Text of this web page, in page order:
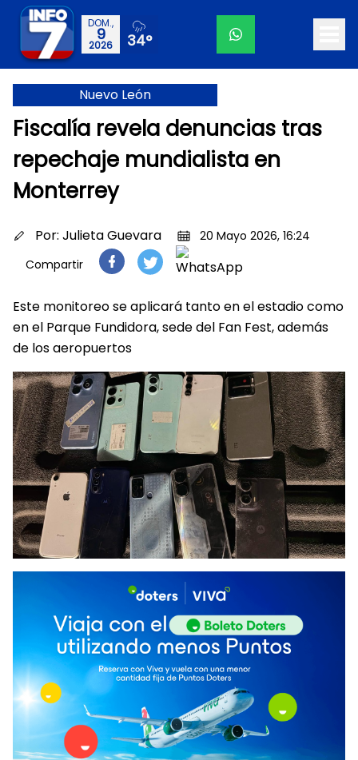
DOM.,
9
2026 34°
Nuevo León
Fiscalía revela denuncias tras
repechaje mundialista en
Monterrey
Por: Julieta Guevara
20 Mayo 2026, 16:24
Compartir
Este monitoreo se aplicará tanto en el estadio como
en el Parque Fundidora, sede del Fan Fest, además
de los aeropuertos